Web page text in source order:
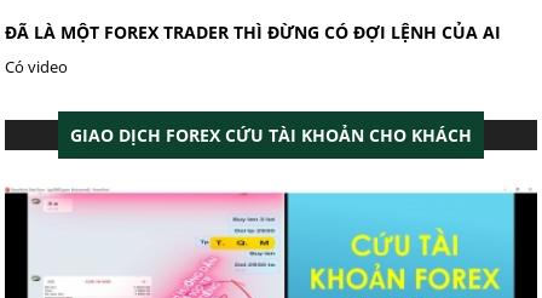
ĐÃ LÀ MỘT FOREX TRADER THÌ ĐỪNG CÓ ĐỢI LỆNH CỦA AI
Có video
GIAO DỊCH FOREX CỨU TÀI KHOẢN CHO KHÁCH